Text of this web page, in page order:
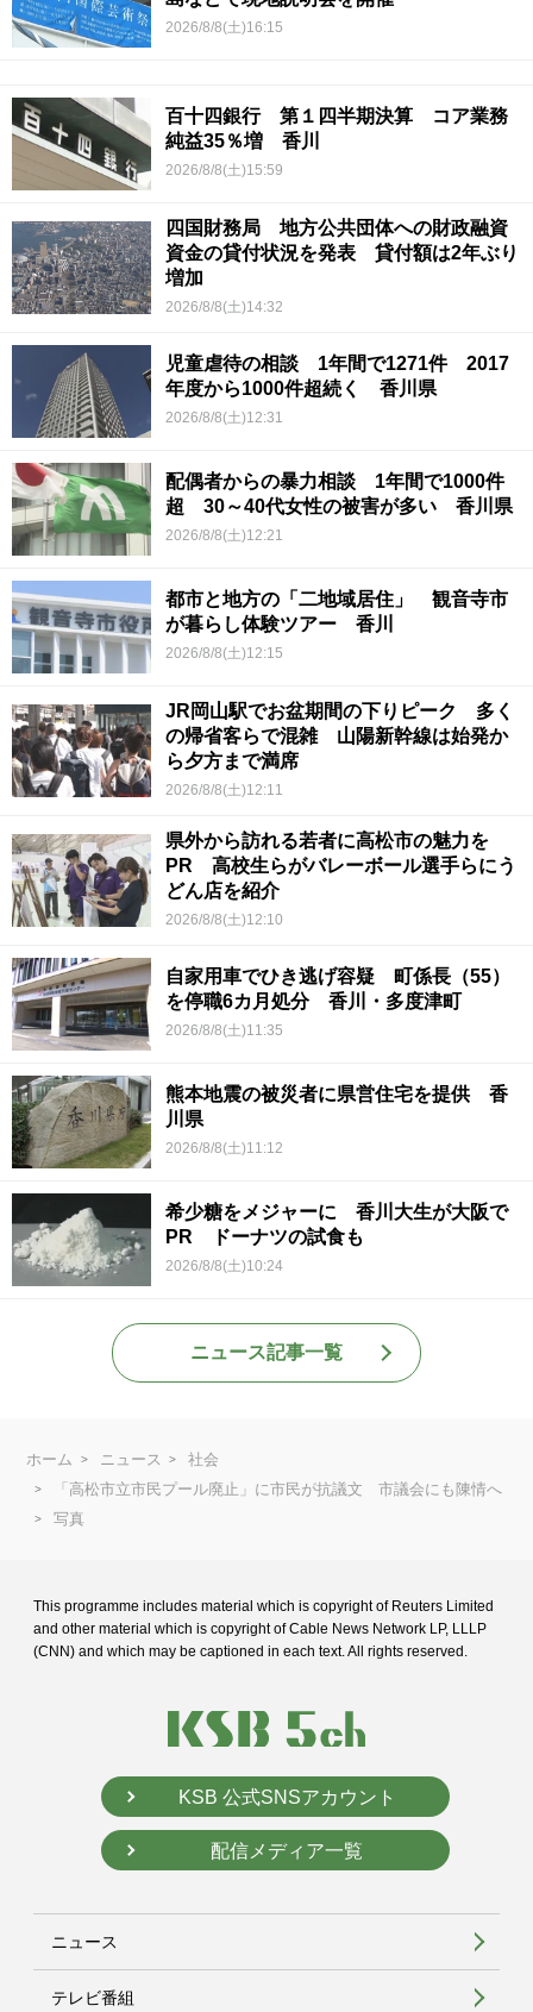
2026/8/8(土)16:15
百十四銀行 第１四半期決算 コア業務
純益35％増 香川
2026/8/8(土)15:59
四国財務局 地方公共団体への財政融資
資金の貸付状況を発表 貸付額は2年ぶり
増加
2026/8/8(土)14:32
児童虐待の相談 1年間で1271件 2017
年度から1000件超続く 香川県
2026/8/8(土)12:31
配偶者からの暴力相談 1年間で1000件
超 30～40代女性の被害が多い 香川県
2026/8/8(土)12:21
都市と地方の「二地域居住」 観音寺市
が暮らし体験ツアー 香川
2026/8/8(土)12:15
JR岡山駅でお盆期間の下りピーク 多く
の帰省客らで混雑 山陽新幹線は始発か
ら夕方まで満席
2026/8/8(土)12:11
県外から訪れる若者に高松市の魅力を
PR 高校生らがバレーボール選手らにう
どん店を紹介
2026/8/8(土)12:10
自家用車でひき逃げ容疑 町係長（55）
を停職6カ月処分 香川・多度津町
2026/8/8(土)11:35
熊本地震の被災者に県営住宅を提供 香
川県
2026/8/8(土)11:12
希少糖をメジャーに 香川大生が大阪で
PR ドーナツの試食も
2026/8/8(土)10:24
ニュース記事一覧
ホーム ニュース
社会
「高松市立市民プール廃止」に市民が抗議文 市議会にも陳情へ
写真
This programme includes material which is copyright of Reuters Limited
and other material which is copyright of Cable News Network LP, LLLP
(CNN) and which may be captioned in each text. All rights reserved.
KSB 公式SNSアカウント
配信メディア一覧
ニュース
テレビ番組